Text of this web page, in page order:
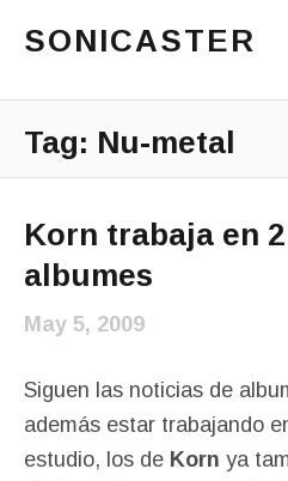
SONICASTER
Main Menu
Tag: Nu-metal
Korn trabaja en
albumes
May 5, 2009
Siguen las noticias de
además estar trabajando
estudio, los de Korn ya